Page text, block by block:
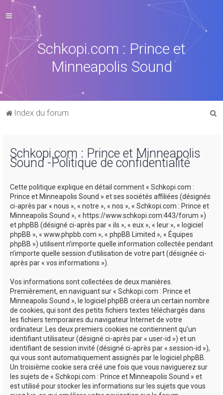
Schkopi.com : Prince et
Minneapolis Sound
Index du forum
Schkopi.com : Prince et Minneapolis
Sound -Politique de confidentialité
Cette politique explique en détail comment « Schkopi.com :
Prince et Minneapolis Sound » et ses sociétés affiliées (désignés
ci-après par « nous », « notre », « nos », « Schkopi.com : Prince et
Minneapolis Sound », « https://www.schkopi.com:443/forum »)
et phpBB (désigné ci-après par « ils », « eux », « leur », « logiciel
phpBB », « www.phpbb.com », « phpBB Limited », « Équipes
phpBB ») utilisent n’importe quelle information collectée pendant
n’importe quelle session d’utilisation de votre part (désignée ci-
après par « vos informations »).
Vos informations sont collectées de deux manières.
Premièrement, en naviguant sur « Schkopi.com : Prince et
Minneapolis Sound », le logiciel phpBB créera un certain nombre
de cookies, qui sont des petits fichiers textes téléchargés dans
les fichiers temporaires du navigateur Internet de votre
ordinateur. Les deux premiers cookies ne contiennent qu’un
identifiant utilisateur (désigné ci-après par « user-id ») et un
identifiant de session invité (désigné ci-après par « session-id »),
qui vous sont automatiquement assignés par le logiciel phpBB.
Un troisième cookie sera créé une fois que vous naviguerez sur
les sujets de « Schkopi.com : Prince et Minneapolis Sound » et
est utilisé pour stocker les informations sur les sujets que vous